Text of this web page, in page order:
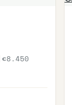
|€8.450